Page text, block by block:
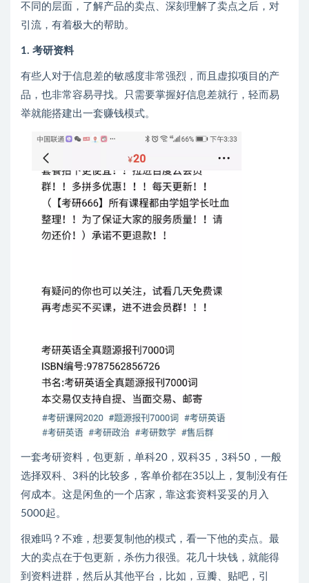
不同的层面，了解产品的卖点、深刻理解了卖点之后，对
引流，有着极大的帮助。
1. 考研资料
有些人对于信息差的敏感度非常强烈，而且虚拟项目的产
品，也非常容易寻找。只需要掌握好信息差就行，轻而易
举就能搭建出一套赚钱模式。
一套考研资料，包更新，单科20，双科35，3科50，一般
选择双科、3科的比较多，客单价都在35以上，复制没有任
何成本。这是闲鱼的一个店家，靠这套资料妥妥的月入
5000起。
很难吗？不难，想要复制他的模式，看一下他的卖点。最
大的卖点在于包更新，杀伤力很强。花几十块钱，就能得
到资料进群，然后从其他平台，比如，豆瓣、贴吧，引